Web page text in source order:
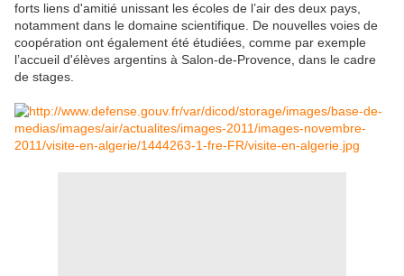
forts liens d'amitié unissant les écoles de l’air des deux pays,
notamment dans le domaine scientifique. De nouvelles voies de
coopération ont également été étudiées, comme par exemple
l’accueil d'élèves argentins à Salon-de-Provence, dans le cadre
de stages.